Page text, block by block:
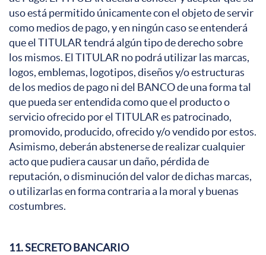
uso está permitido únicamente con el objeto de servir
como medios de pago, y en ningún caso se entenderá
que el TITULAR tendrá algún tipo de derecho sobre
los mismos. El TITULAR no podrá utilizar las marcas,
logos, emblemas, logotipos, diseños y/o estructuras
de los medios de pago ni del BANCO de una forma tal
que pueda ser entendida como que el producto o
servicio ofrecido por el TITULAR es patrocinado,
promovido, producido, ofrecido y/o vendido por estos.
Asimismo, deberán abstenerse de realizar cualquier
acto que pudiera causar un daño, pérdida de
reputación, o disminución del valor de dichas marcas,
o utilizarlas en forma contraria a la moral y buenas
costumbres.
11. SECRETO BANCARIO